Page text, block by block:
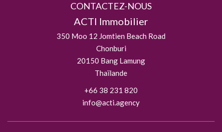
CONTACTEZ-NOUS
ACTI Immobilier
350 Moo 12 Jomtien Beach Road
Chonburi
20150 Bang Lamung
Thaïlande
+66 38 231 820
info@acti.agency